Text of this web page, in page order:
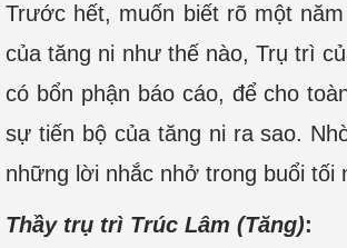
Trước hết, muốn biết rõ một
của tăng ni như thế nào, Trụ trì
có bổn phận báo cáo, để cho
sự tiến bộ của tăng ni ra sao.
những lời nhắc nhở trong buổi tối
Thầy trụ trì Trúc Lâm (Tăng):